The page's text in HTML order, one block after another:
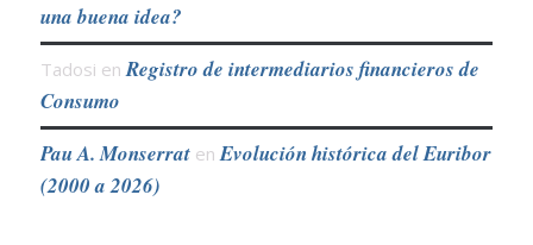
una buena idea?
Tadosi en Registro de intermediarios financieros de
Consumo
Pau A. Monserraten Evolución histórica del Euribor
(2000 a 2026)